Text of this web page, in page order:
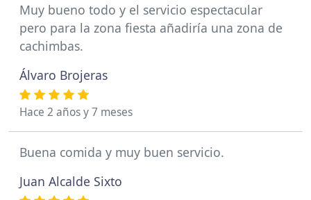
Muy bueno todo y el servicio espectacular
pero para la zona fiesta añadiría una zona de
cachimbas.
Álvaro Brojeras
Hace 2 años y 7 meses
Buena comida y muy buen servicio.
Juan Alcalde Sixto